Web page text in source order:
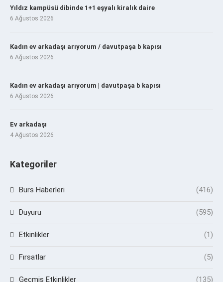
Yıldız kampüsü dibinde 1+1 eşyalı kiralık daire
6 Ağustos 2026
Kadın ev arkadaşı arıyorum / davutpaşa b kapısı
6 Ağustos 2026
Kadın ev arkadaşı arıyorum | davutpaşa b kapısı
6 Ağustos 2026
Ev arkadaşı
4 Ağustos 2026
Kategoriler
Burs Haberleri (416)
Duyuru (595)
Etkinlikler (1)
Fırsatlar (5)
Geçmiş Etkinlikler (135)